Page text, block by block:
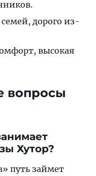
дорого из-
высокая
вопросы
Хутор?
путь займет